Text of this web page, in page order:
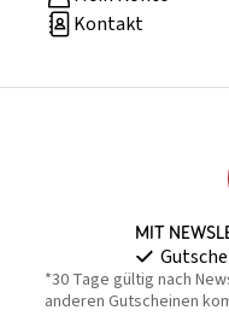
Kontakt
Mit
*30 Tage gültig nach
anderen Gutscheinen